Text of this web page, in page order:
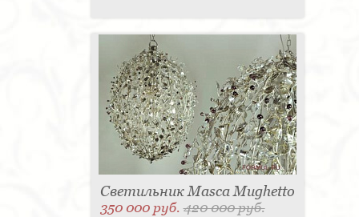
Светильник Masca Mughetto
350 000 руб.420 000 руб.